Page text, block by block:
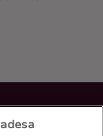
en
en Gestió